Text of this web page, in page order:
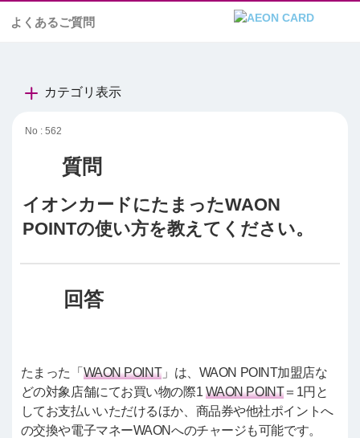
よくあるご質問
カテゴリ表示
No : 562
イオンカードにたまったWAON
POINTの使い方を教えてください。
たまった「 WAON POINT」は、WAON POINT加盟店な
どの対象店舗にてお買い物の際1 WAON POINT＝1円と
してお支払いいただけるほか、商品券や他社ポイントへ
の交換や電子マネーWAONへのチャージも可能です。